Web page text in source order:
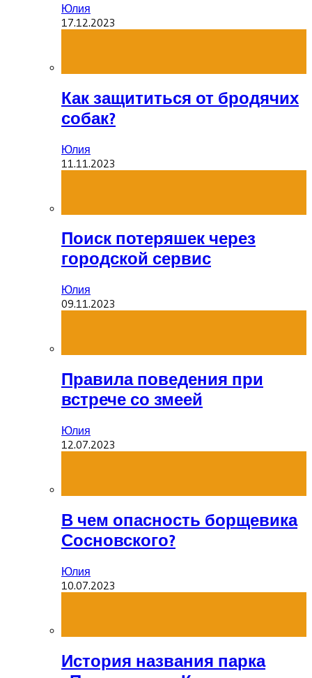
Юлия
17.12.2023
Как защититься от бродячих
собак?
Юлия
11.11.2023
Поиск потеряшек через
городской сервис
Юлия
09.11.2023
Правила поведения при
встрече со змеей
Юлия
12.07.2023
В чем опасность борщевика
Сосновского?
Юлия
10.07.2023
История названия парка